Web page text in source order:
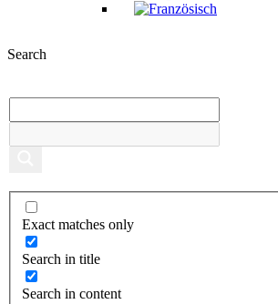
Search
Exact matches only
Search in title
Search in content